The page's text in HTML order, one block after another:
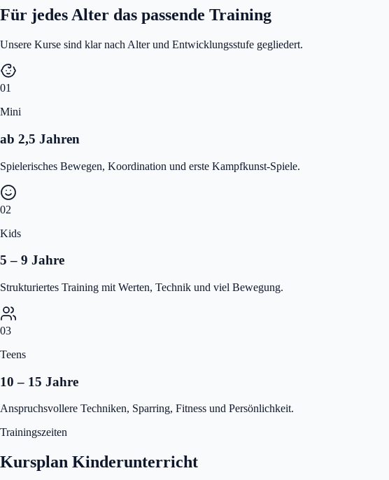
Für jedes Alter das passende Training
Unsere Kurse sind klar nach Alter und Entwicklungsstufe gegliedert.
01
Mini
ab 2,5 Jahren
Spielerisches Bewegen, Koordination und erste Kampfkunst-Spiele.
02
Kids
5 – 9 Jahre
Strukturiertes Training mit Werten, Technik und viel Bewegung.
03
Teens
10 – 15 Jahre
Anspruchsvollere Techniken, Sparring, Fitness und Persönlichkeit.
Trainingszeiten
Kursplan Kinderunterricht